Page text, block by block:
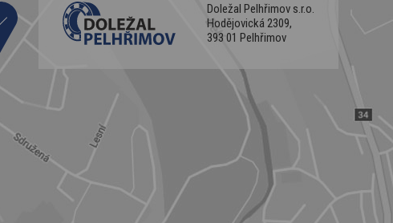
Doležal Pelhřimov s.r.o.
Hodějovická 2309,
393 01 Pelhřimov